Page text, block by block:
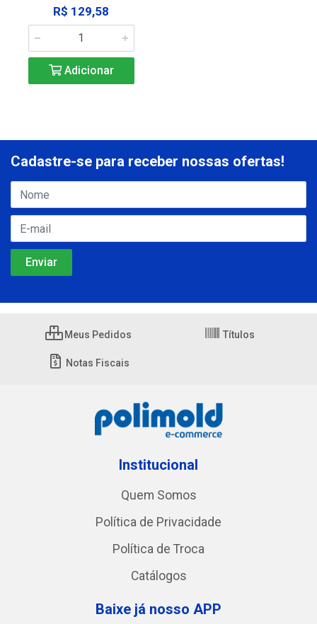
R$ 129,58
Adicionar
Cadastre-se para receber nossas ofertas!
Meus Pedidos Títulos
Notas Fiscais
Institucional
Quem Somos
Política de Privacidade
Política de Troca
Catálogos
Baixe já nosso APP